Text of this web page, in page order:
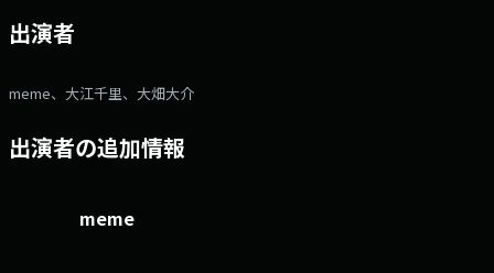
出演者
meme、大江千里、大畑大介
出演者の追加情報
meme